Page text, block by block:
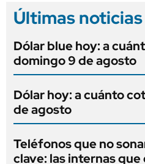
Últimas noticias
Dólar blue hoy: a
domingo 9 de agosto
Dólar hoy: a cuánto
de agosto
Teléfonos que no
clave: las internas